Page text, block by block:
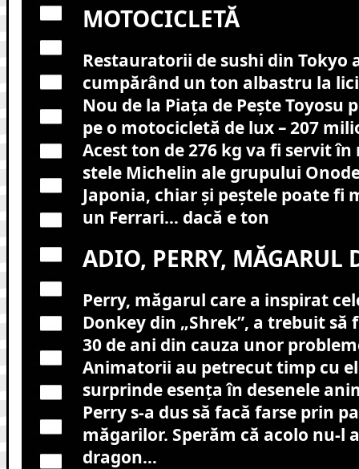
MOTOCICLETĂ
Restauratorii de sushi din Tokyo
cumpărând un ton albastru la
Nou de la Piața de Pește Toyosu
pe o motocicletă de lux – 207
Acest ton de 276 kg va fi servit
stele Michelin ale grupului
Japonia, chiar și peștele poate fi
un Ferrari… dacă e ton
ADIO, PERRY, MĂGARUL
Perry, măgarul care a inspirat
Donkey din „Shrek”, a trebuit să
30 de ani din cauza unor
Animatorii au petrecut timp cu
surprinde esența în desenele
Perry s-a dus să facă farse prin
măgarilor. Sperăm că acolo nu-l
dragon…